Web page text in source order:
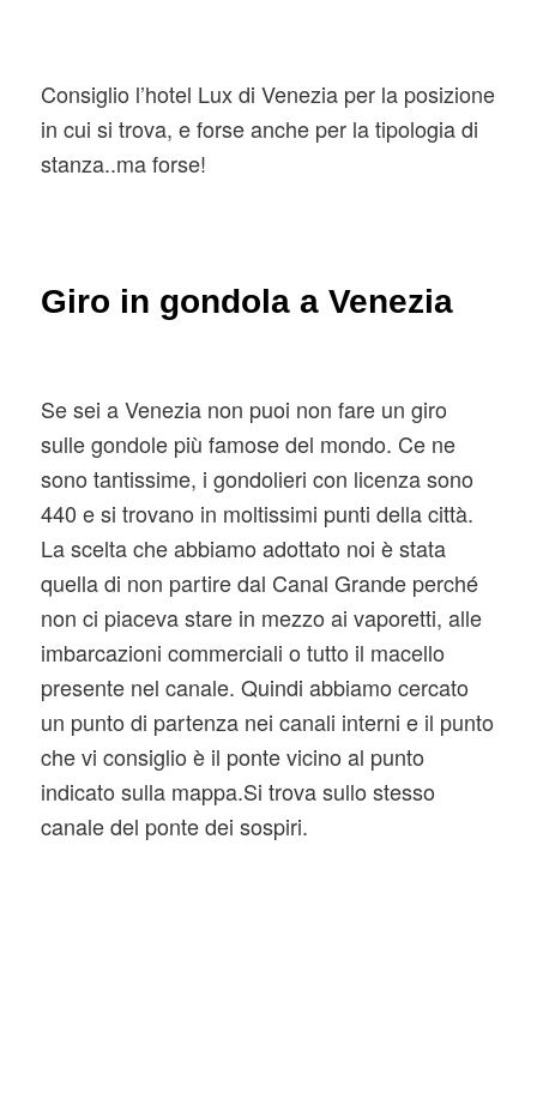
Consiglio l’hotel Lux di Venezia per la posizione
in cui si trova, e forse anche per la tipologia di
stanza..ma forse!
Giro in gondola a Venezia
Se sei a Venezia non puoi non fare un giro
sulle gondole più famose del mondo. Ce ne
sono tantissime, i gondolieri con licenza sono
440 e si trovano in moltissimi punti della città.
La scelta che abbiamo adottato noi è stata
quella di non partire dal Canal Grande perché
non ci piaceva stare in mezzo ai vaporetti, alle
imbarcazioni commerciali o tutto il macello
presente nel canale. Quindi abbiamo cercato
un punto di partenza nei canali interni e il punto
che vi consiglio è il ponte vicino al punto
indicato sulla mappa.Si trova sullo stesso
canale del ponte dei sospiri.